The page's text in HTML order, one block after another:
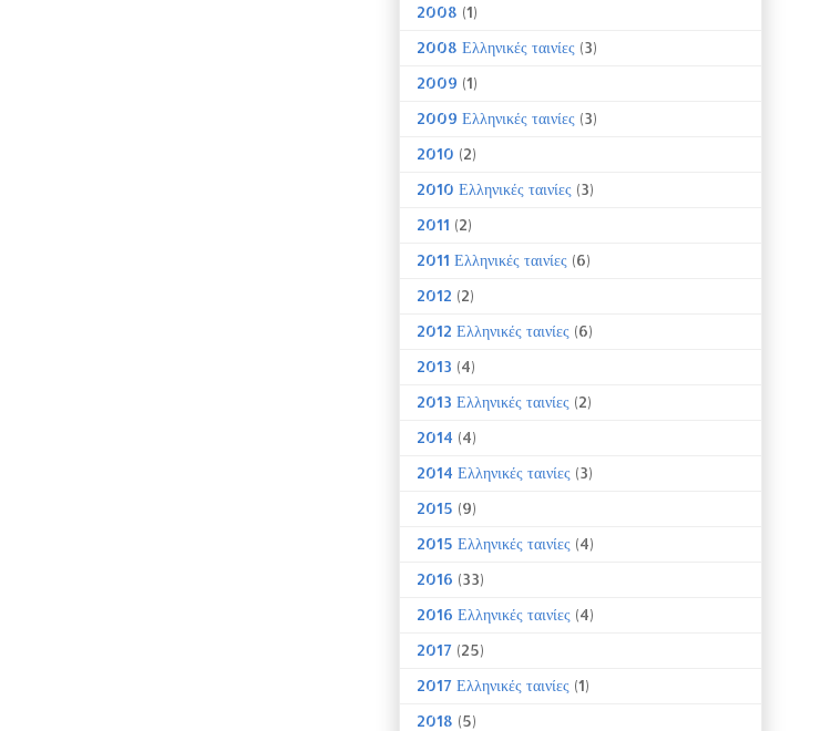
2008 (1)
2008 Ελληνικές ταινίες (3)
2009 (1)
2009 Ελληνικές ταινίες (3)
2010 (2)
2010 Ελληνικές ταινίες (3)
2011 (2)
2011 Ελληνικές ταινίες (6)
2012 (2)
2012 Ελληνικές ταινίες (6)
2013 (4)
2013 Ελληνικές ταινίες (2)
2014 (4)
2014 Ελληνικές ταινίες (3)
2015 (9)
2015 Ελληνικές ταινίες (4)
2016 (33)
2016 Ελληνικές ταινίες (4)
2017 (25)
2017 Ελληνικές ταινίες (1)
2018 (5)